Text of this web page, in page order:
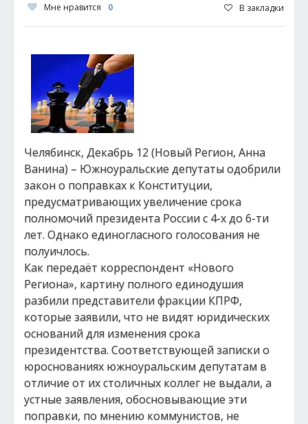
Мне нравится 0 В закладки
Челябинск, Декабрь 12 (Новый Регион, Анна
Ванина) – Южноуральские депутаты одобрили
закон о поправках к Конституции,
предусматривающих увеличение срока
полномочий президента России с 4-х до 6-ти
лет. Однако единогласного голосования не
полуичлось.
Как передаёт корреспондент «Нового
Региона», картину полного единодушия
разбили представители фракции КПРФ,
которые заявили, что не видят юридических
оснований для изменения срока
президентства. Соответствующей записки о
юроснованиях южноуральским депутатам в
отличие от их столичных коллег не выдали, а
устные заявления, обосновывающие эти
поправки, по мнению коммунистов, не